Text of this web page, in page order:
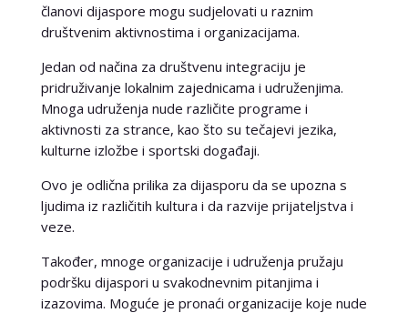
članovi dijaspore mogu sudjelovati u raznim
društvenim aktivnostima i organizacijama.
Jedan od načina za društvenu integraciju je
pridruživanje lokalnim zajednicama i udruženjima.
Mnoga udruženja nude različite programe i
aktivnosti za strance, kao što su tečajevi jezika,
kulturne izložbe i sportski događaji.
Ovo je odlična prilika za dijasporu da se upozna s
ljudima iz različitih kultura i da razvije prijateljstva i
veze.
Također, mnoge organizacije i udruženja pružaju
podršku dijaspori u svakodnevnim pitanjima i
izazovima. Moguće je pronaći organizacije koje nude